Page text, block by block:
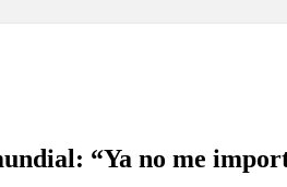
“Ya no me